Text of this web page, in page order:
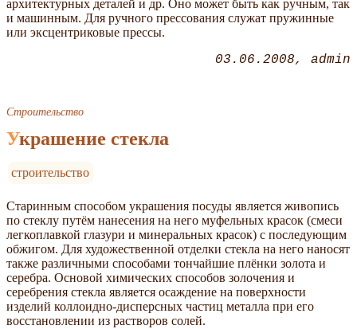
архитектурных деталей и др. Оно может быть как ручным, так
и машинным. Для ручного прессования служат пружинные
или эксцентриковые прессы.
03.06.2008 admin
Строительство
Украшение стекла
строительство
Старинным способом украшения посуды является живопись
по стеклу путём нанесения на него муфельных красок (смеси
легкоплавкой глазури и минеральных красок) с последующим
обжигом. Для художественной отделки стекла на него наносят
также различными способами тончайшие плёнки золота и
серебра. Основой химических способов золочения и
серебрения стекла является осаждение на поверхности
изделий коллоидно-дисперсных частиц металла при его
восстановлении из растворов солей.